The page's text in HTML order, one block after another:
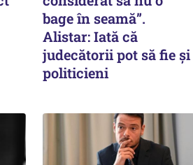
bage în seamă”.
Alistar: Iată că
judecătorii pot să fie și
politicieni